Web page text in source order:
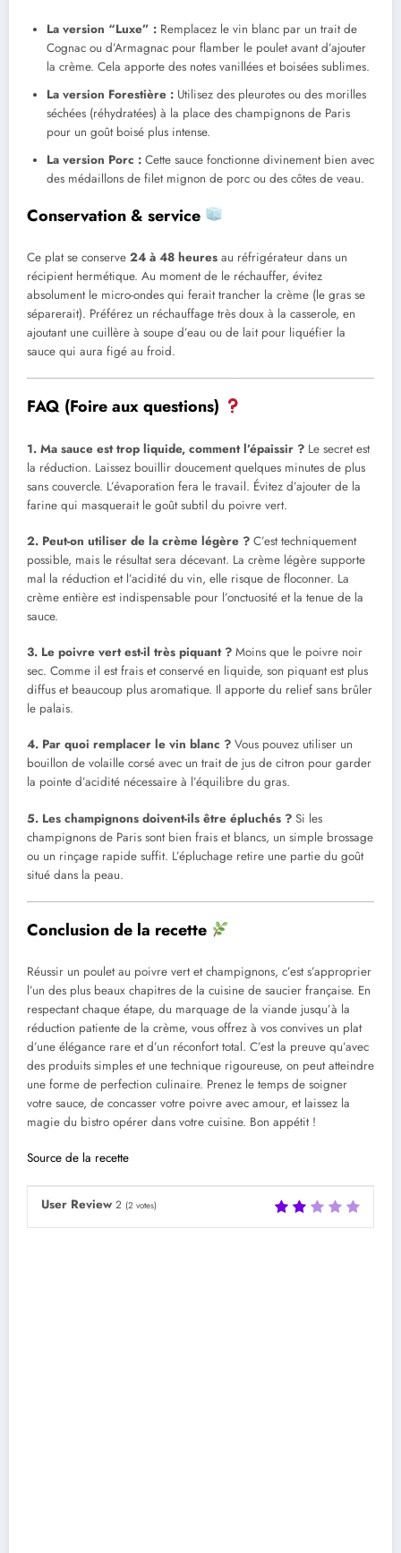
La version “Luxe” : Remplacez le vin blanc par un trait de
Cognac ou d’Armagnac pour flamber le poulet avant d’ajouter
la crème. Cela apporte des notes vanillées et boisées sublimes.
La version Forestière : Utilisez des pleurotes ou des morilles
séchées (réhydratées) à la place des champignons de Paris
pour un goût boisé plus intense.
La version Porc : Cette sauce fonctionne divinement bien avec
des médaillons de filet mignon de porc ou des côtes de veau.
Conservation & service
Ce plat se conserve 24 à 48 heures au réfrigérateur dans un
récipient hermétique. Au moment de le réchauffer, évitez
absolument le micro-ondes qui ferait trancher la crème (le gras se
séparerait). Préférez un réchauffage très doux à la casserole, en
ajoutant une cuillère à soupe d’eau ou de lait pour liquéfier la
sauce qui aura figé au froid.
FAQ (Foire aux questions)
1. Ma sauce est trop liquide, comment l’épaissir ? Le secret est
la réduction. Laissez bouillir doucement quelques minutes de plus
sans couvercle. L’évaporation fera le travail. Évitez d’ajouter de la
farine qui masquerait le goût subtil du poivre vert.
2. Peut-on utiliser de la crème légère ? C’est techniquement
possible, mais le résultat sera décevant. La crème légère supporte
mal la réduction et l’acidité du vin, elle risque de floconner. La
crème entière est indispensable pour l’onctuosité et la tenue de la
sauce.
3. Le poivre vert est-il très piquant ? Moins que le poivre noir
sec. Comme il est frais et conservé en liquide, son piquant est plus
diffus et beaucoup plus aromatique. Il apporte du relief sans brûler
le palais.
4. Par quoi remplacer le vin blanc ? Vous pouvez utiliser un
bouillon de volaille corsé avec un trait de jus de citron pour garder
la pointe d’acidité nécessaire à l’équilibre du gras.
5. Les champignons doivent-ils être épluchés ? Si les
champignons de Paris sont bien frais et blancs, un simple brossage
ou un rinçage rapide suffit. L’épluchage retire une partie du goût
situé dans la peau.
Conclusion de la recette
Réussir un poulet au poivre vert et champignons, c’est s’approprier
l’un des plus beaux chapitres de la cuisine de saucier française. En
respectant chaque étape, du marquage de la viande jusqu’à la
réduction patiente de la crème, vous offrez à vos convives un plat
d’une élégance rare et d’un réconfort total. C’est la preuve qu’avec
des produits simples et une technique rigoureuse, on peut atteindre
une forme de perfection culinaire. Prenez le temps de soigner
votre sauce, de concasser votre poivre avec amour, et laissez la
magie du bistro opérer dans votre cuisine. Bon appétit !
Source de la recette
User Review 2 (2 votes)